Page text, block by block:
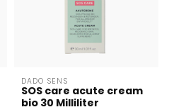
DADO SENS
SOS care acute cream
bio 30 Milliliter